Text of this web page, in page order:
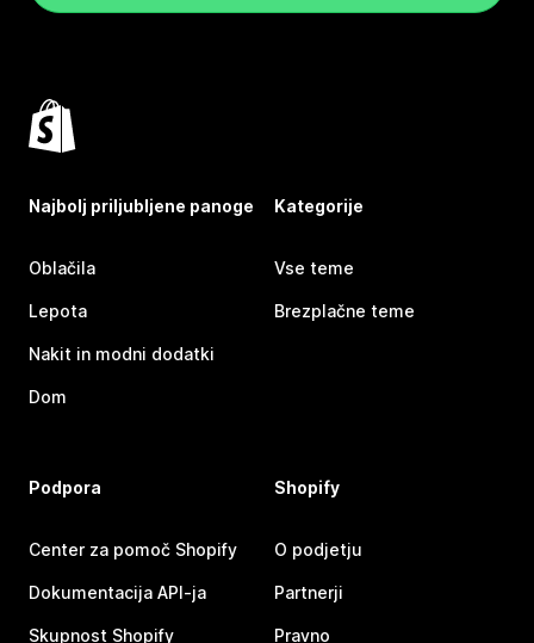
Najbolj priljubljene panoge
Oblačila
Lepota
Nakit in modni dodatki
Dom
Kategorije
Vse teme
Brezplačne teme
Podpora
Center za pomoč Shopify
Dokumentacija API-ja
Skupnost Shopify
Shopify
O podjetju
Partnerji
Pravno